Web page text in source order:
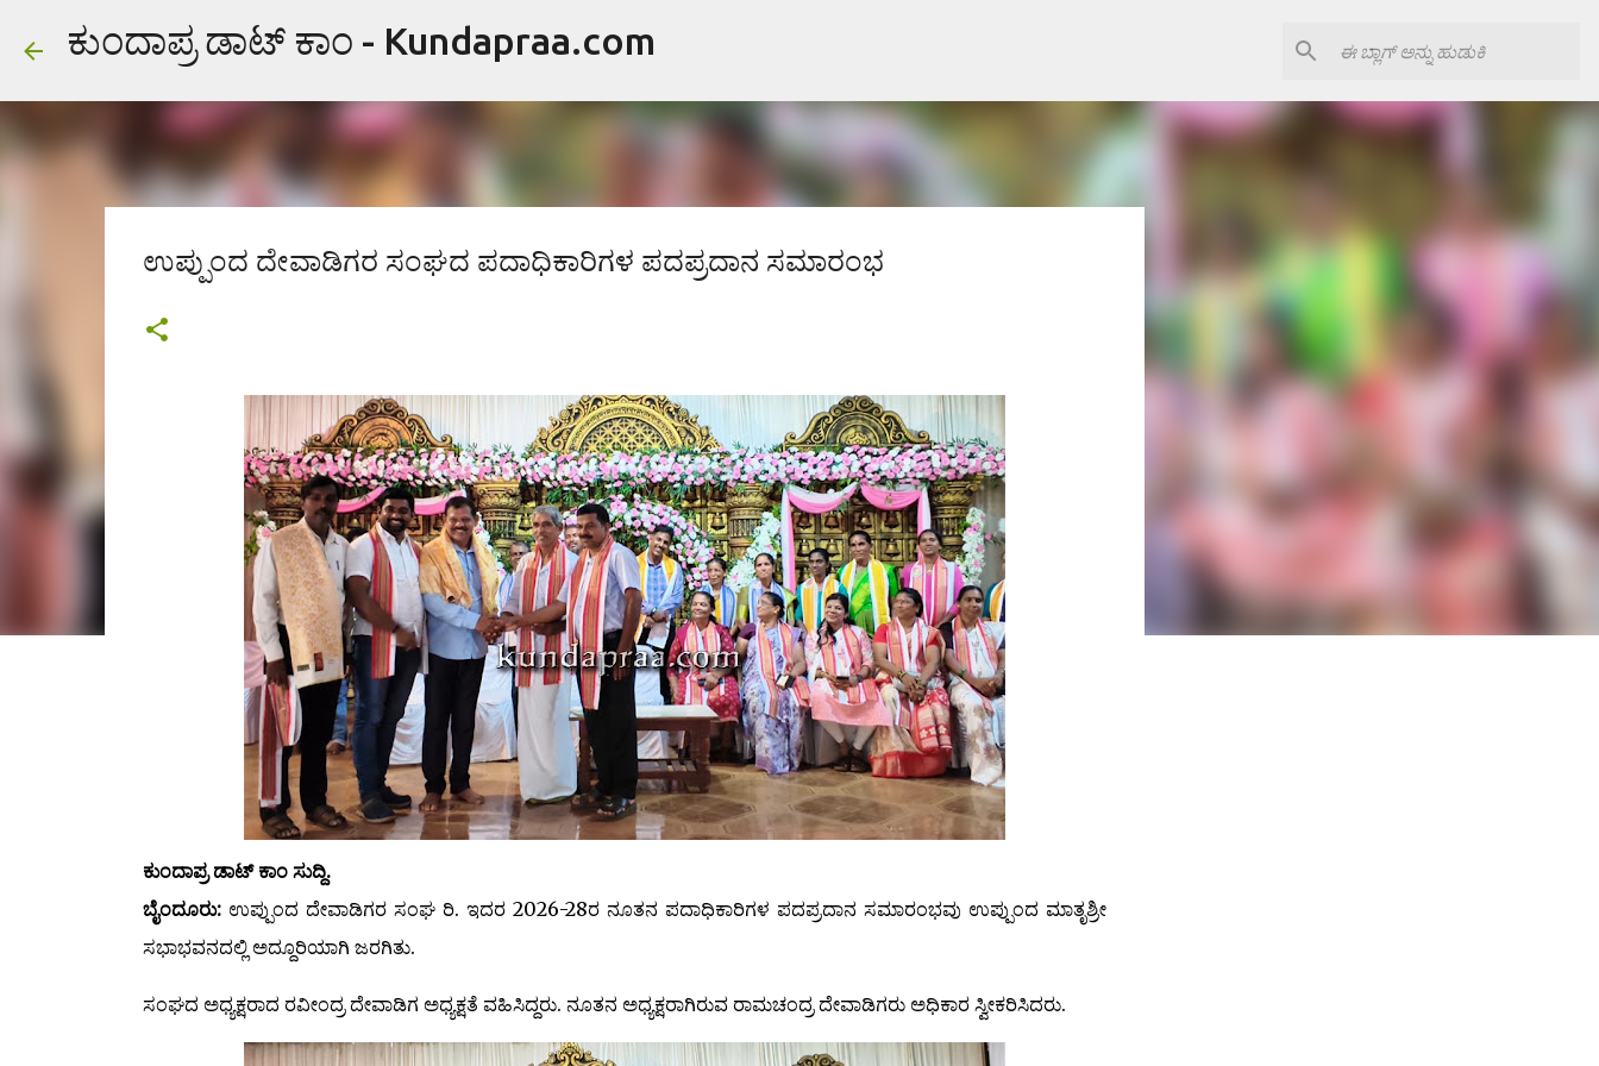
ಕುಂದಾಪ್ರ ಡಾಟ್ ಕಾಂ - Kundapraa.com
ಉಪ್ಪುಂದ ದೇವಾಡಿಗರ ಸಂಘದ ಪದಾಧಿಕಾರಿಗಳ ಪದಪ್ರದಾನ ಸಮಾರಂಭ
ಕುಂದಾಪ್ರ ಡಾಟ್ ಕಾಂ ಸುದ್ದಿ.
ಬೈಂದೂರು: ಉಪ್ಪುಂದ ದೇವಾಡಿಗರ ಸಂಘ ರಿ. ಇದರ 2026-28ರ ನೂತನ ಪದಾಧಿಕಾರಿಗಳ ಪದಪ್ರದಾನ ಸಮಾರಂಭವು ಉಪ್ಪುಂದ ಮಾತೃಶ್ರೀ
ಸಭಾಭವನದಲ್ಲಿ ಅದ್ದೂರಿಯಾಗಿ ಜರಗಿತು.
ಸಂಘದ ಅಧ್ಯಕ್ಷರಾದ ರವೀಂದ್ರ ದೇವಾಡಿಗ ಅಧ್ಯಕ್ಷತೆ ವಹಿಸಿದ್ದರು. ನೂತನ ಅಧ್ಯಕ್ಷರಾಗಿರುವ ರಾಮಚಂದ್ರ ದೇವಾಡಿಗರು ಅಧಿಕಾರ ಸ್ವೀಕರಿಸಿದರು.